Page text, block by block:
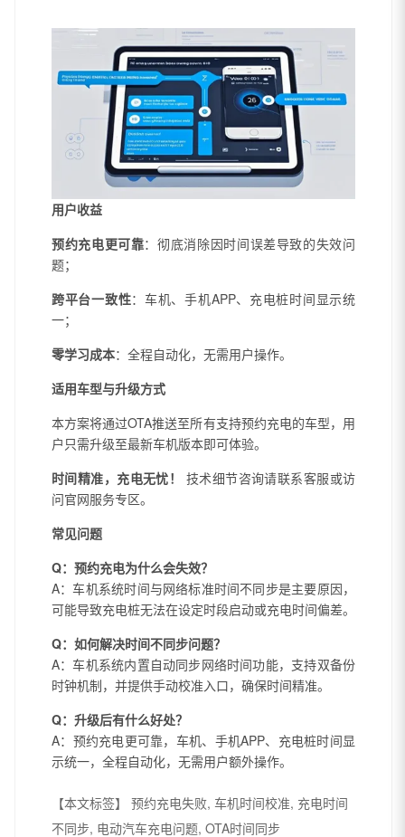
用户收益
预约充电更可靠：彻底消除因时间误差导致的失效问
题；
跨平台一致性：车机、手机APP、充电桩时间显示统
一；
零学习成本：全程自动化，无需用户操作。
适用车型与升级方式
本方案将通过OTA推送至所有支持预约充电的车型，用
户只需升级至最新车机版本即可体验。
时间精准，充电无忧！
技术细节咨询请联系客服或访
问官网服务专区。
常见问题
Q：预约充电为什么会失效？
A：车机系统时间与网络标准时间不同步是主要原因，
可能导致充电桩无法在设定时段启动或充电时间偏差。
Q：如何解决时间不同步问题？
A：车机系统内置自动同步网络时间功能，支持双备份
时钟机制，并提供手动校准入口，确保时间精准。
Q：升级后有什么好处？
A：预约充电更可靠，车机、手机APP、充电桩时间显
示统一，全程自动化，无需用户额外操作。
【本文标签】
预约充电失败, 车机时间校准, 充电时间
不同步, 电动汽车充电问题, OTA时间同步